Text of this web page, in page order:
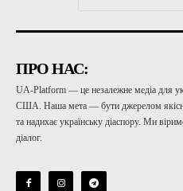
ПРО НАС:
UA-Platform — це незалежне медіа для
США. Наша мета — бути джерелом
та надихає українську діаспору. Ми
діалог.